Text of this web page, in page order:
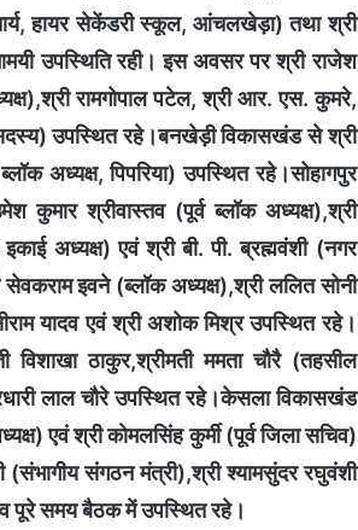
हायर सेकेंडरी स्कूल, आंचलखेड़ा) तथा श्री
उपस्थिति रही। इस अवसर पर श्री राजेश
रामगोपाल पटेल, श्री आर. एस. कुमरे,
उपस्थित रहे।बनखेड़ी विकासखंड से श्री
अध्यक्ष, पिपरिया) उपस्थित रहे।सोहागपुर
कुमार श्रीवास्तव (पूर्व ब्लॉक अध्यक्ष),श्री
अध्यक्ष) एवं श्री बी. पी. ब्रह्मवंशी (नगर
इवने (ब्लॉक अध्यक्ष),श्री ललित सोनी
यादव एवं श्री अशोक मिश्र उपस्थित रहे।
विशाखा ठाकुर,श्रीमती ममता चौरै (तहसील
लाल चौरे उपस्थित रहे।केसला विकासखंड
एवं श्री कोमलसिंह कुर्मी (पूर्व जिला सचिव)
संगठन मंत्री),श्री श्यामसुंदर रघुवंशी
पूरे समय बैठक में उपस्थित रहे।